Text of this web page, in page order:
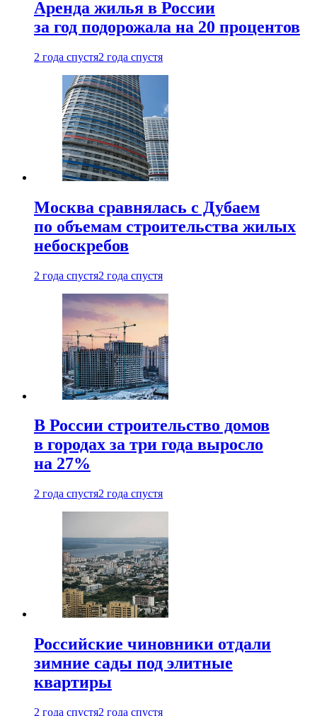
Аренда жилья в России
за год подорожала на 20 процентов
2 года спустя2 года спустя
Москва сравнялась с Дубаем
по объемам строительства жилых
небоскребов
2 года спустя2 года спустя
В России строительство домов
в городах за три года выросло
на 27%
2 года спустя2 года спустя
Российские чиновники отдали
зимние сады под элитные
квартиры
2 года спустя2 года спустя